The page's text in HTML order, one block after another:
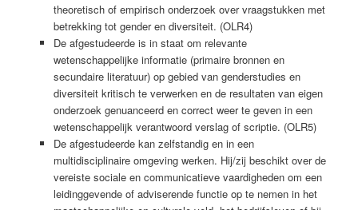
theoretisch of empirisch onderzoek over vraagstukken met
betrekking tot gender en diversiteit. (OLR4)
De afgestudeerde is in staat om relevante
wetenschappelijke informatie (primaire bronnen en
secundaire literatuur) op gebied van genderstudies en
diversiteit kritisch te verwerken en de resultaten van eigen
onderzoek genuanceerd en correct weer te geven in een
wetenschappelijk verantwoord verslag of scriptie. (OLR5)
De afgestudeerde kan zelfstandig en in een
multidisciplinaire omgeving werken. Hij/zij beschikt over de
vereiste sociale en communicatieve vaardigheden om een
leidinggevende of adviserende functie op te nemen in het